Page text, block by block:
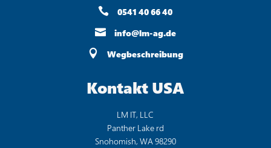
 0541 40 66 40
 info@lm-ag.de
 Wegbeschreibung
Kontakt USA
LM IT, LLC
Panther Lake rd
Snohomish, WA 98290